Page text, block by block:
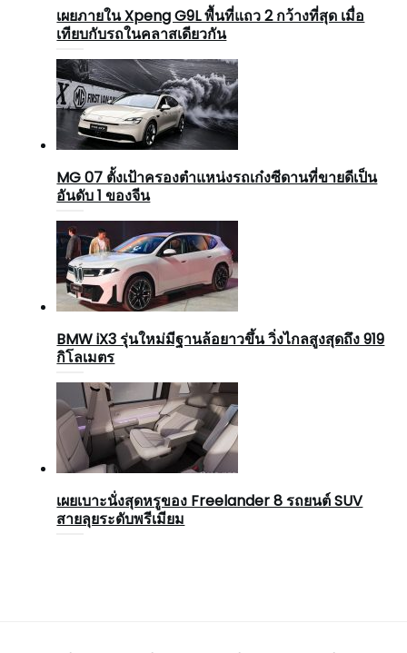
เผยภายใน Xpeng G9L พื้นที่แถว 2 กว้างที่สุด เมื่อ
เทียบกับรถในคลาสเดียวกัน
MG 07 ตั้งเป้าครองตำแหน่งรถเก๋งซีดานที่ขายดีเป็น
อันดับ 1 ของจีน
BMW iX3 รุ่นใหม่มีฐานล้อยาวขึ้น วิ่งไกลสูงสุดถึง 919
กิโลเมตร
เผยเบาะนั่งสุดหรูของ Freelander 8 รถยนต์ SUV
สายลุยระดับพรีเมียม